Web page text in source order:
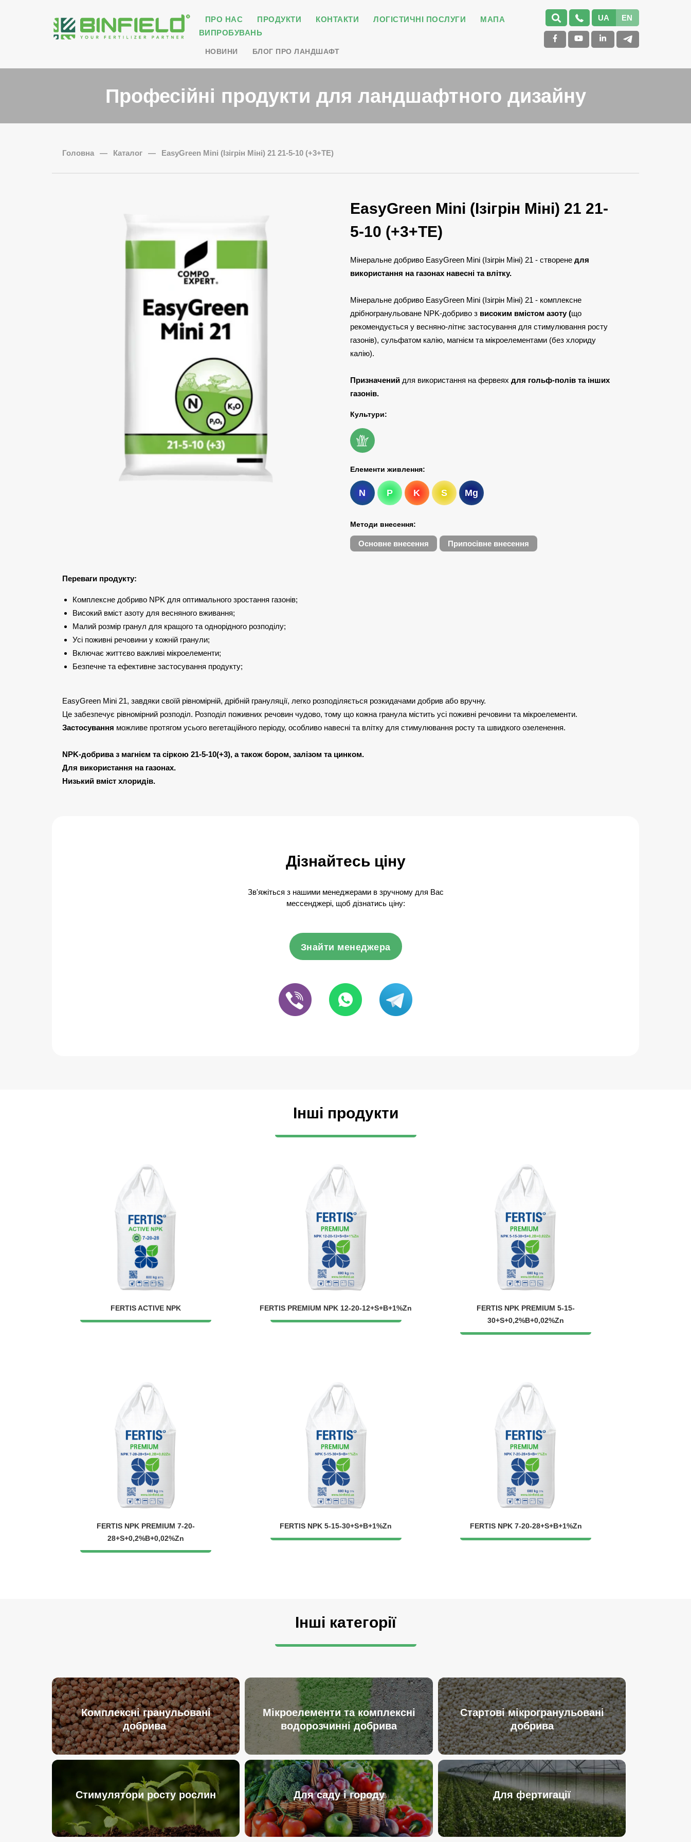
ПРО НАС ПРОДУКТИ КОНТАКТИ ЛОГІСТИЧНІ ПОСЛУГИ
МАПА
ВИПРОБУВАНЬ
НОВИНИ БЛОГ ПРО ЛАНДШАФТ
UA EN
Професійні продукти для ландшафтного дизайну
Головна — Каталог — EasyGreen Mini (Ізігрін Міні) 21 21-5-10 (+3+ТЕ)
EasyGreen Mini (Ізігрін Міні) 21 21-
5-10 (+3+ТЕ)
Мінеральне добриво EasyGreen Mini (Ізігрін Міні) 21 - створене для
використання на газонах навесні та влітку.
Мінеральне добриво EasyGreen Mini (Ізігрін Міні) 21 - комплексне
дрібногранульоване NPK-добриво з високим вмістом азоту (що
рекомендується у весняно-літнє застосування для стимулювання росту
газонів), сульфатом калію, магнієм та мікроелементами (без хлориду
калію).
Призначенийдля використання на фервеях для гольф-полів та інших
газонів.
Культури:
Елементи живлення:
N P K S Mg
Методи внесення:
Основне внесення Припосівне внесення
Переваги продукту:
Комплексне добриво NPK для оптимального зростання газонів;
Високий вміст азоту для весняного вживання;
Малий розмір гранул для кращого та однорідного розподілу;
Усі поживні речовини у кожній гранули;
Включає життєво важливі мікроелементи;
Безпечне та ефективне застосування продукту;
EasyGreen Mini 21, завдяки своїй рівномірній, дрібній грануляції, легко розподіляється розкидачами добрив або вручну.
Це забезпечує рівномірний розподіл. Розподіл поживних речовин чудово, тому що кожна гранула містить усі поживні речовини та мікроелементи.
Застосування можливе протягом усього вегетаційного періоду, особливо навесні та влітку для стимулювання росту та швидкого озеленення.
NPK-добрива з магнієм та сіркою 21-5-10(+3), а також бором, залізом та цинком.
Для використання на газонах.
Низький вміст хлоридів.
Дізнайтесь ціну
Зв'яжіться з нашими менеджерами в зручному для Вас
мессенджері, щоб дізнатись ціну:
Знайти менеджера
Інші продукти
FERTIS ACTIVE NPK FERTIS PREMIUM NPK 12-20-12+S+B+1%Zn
FERTIS NPK PREMIUM 5-15-
30+S+0,2%B+0,02%Zn
FERTIS NPK PREMIUM 7-20-
28+S+0,2%B+0,02%Zn
FERTIS NPK 5-15-30+S+B+1%Zn FERTIS NPK 7-20-28+S+B+1%Zn
Інші категорії
Комплексні гранульовані
добрива
Мікроелементи та комплексні
водорозчинні добрива
Стартові мікрогранульовані
добрива
Стимулятори росту рослин Для саду і городу Для фертигації